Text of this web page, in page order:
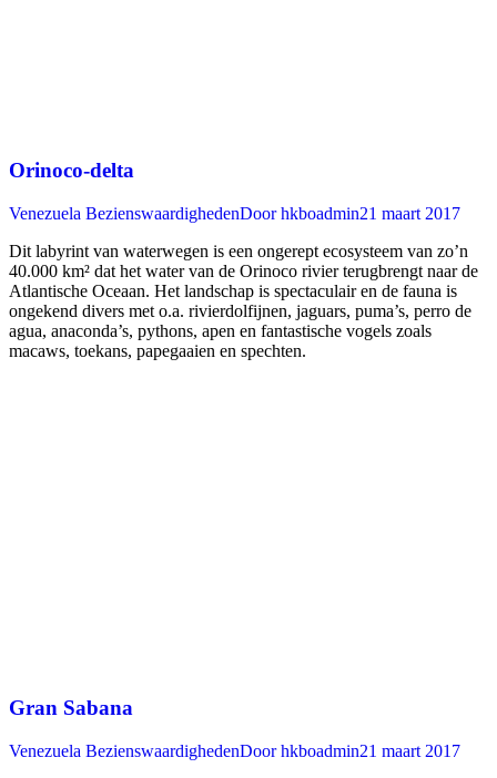
Orinoco-delta
Venezuela BezienswaardighedenDoorhkboadmin21 maart 2017
Dit labyrint van waterwegen is een ongerept ecosysteem van zo’n
40.000 km² dat het water van de Orinoco rivier terugbrengt naar de
Atlantische Oceaan. Het landschap is spectaculair en de fauna is
ongekend divers met o.a. rivierdolfijnen, jaguars, puma’s, perro de
agua, anaconda’s, pythons, apen en fantastische vogels zoals
macaws, toekans, papegaaien en spechten.
Gran Sabana
Venezuela BezienswaardighedenDoorhkboadmin21 maart 2017